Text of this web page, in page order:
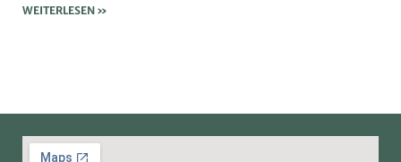
WEITERLESEN »